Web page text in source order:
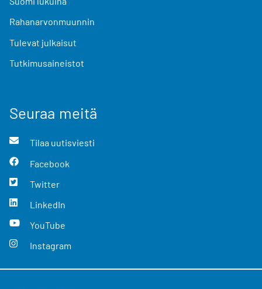
Rahanarvonmuunnin
Tulevat julkaisut
Tutkimusaineistot
Seuraa meitä
Tilaa uutisviesti
Facebook
Twitter
LinkedIn
YouTube
Instagram